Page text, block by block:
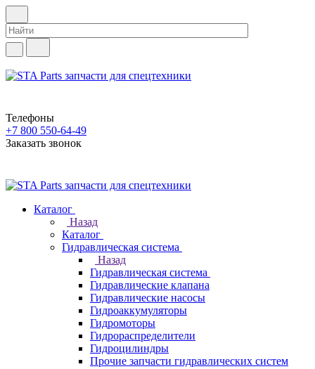
Телефоны
+7 800 550-64-49
Заказать звонок
Каталог
Назад
Каталог
Гидравлическая система
Назад
Гидравлическая система
Гидравлические клапана
Гидравлические насосы
Гидроаккумуляторы
Гидромоторы
Гидрораспределители
Гидроцилиндры
Прочие запчасти гидравлических систем